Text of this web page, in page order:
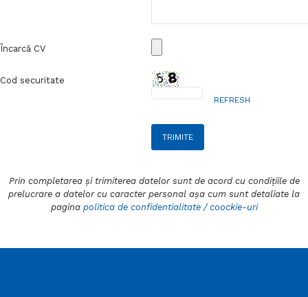
Încarcă CV
Cod securitate
REFRESH
TRIMITE
Prin completarea și trimiterea datelor sunt de acord cu condițiile de
prelucrare a datelor cu caracter personal așa cum sunt detaliate la
pagina politica de confidentialitate / coockie-uri